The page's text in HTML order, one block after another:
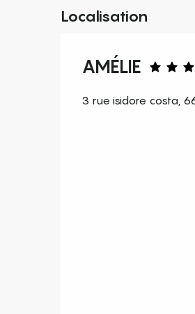
Localisation
AMÉLIE
3 rue isidore costa,